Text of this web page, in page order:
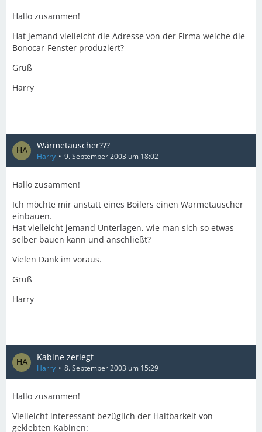
Hallo zusammen!
Hat jemand vielleicht die Adresse von der Firma welche die
Bonocar-Fenster produziert?
Gruß
Harry
Wärmetauscher???
Harry 9. September 2003 um 18:02
Hallo zusammen!
Ich möchte mir anstatt eines Boilers einen Warmetauscher
einbauen.
Hat vielleicht jemand Unterlagen, wie man sich so etwas
selber bauen kann und anschließt?
Vielen Dank im voraus.
Gruß
Harry
Kabine zerlegt
Harry 8. September 2003 um 15:29
Hallo zusammen!
Vielleicht interessant bezüglich der Haltbarkeit von
geklebten Kabinen: